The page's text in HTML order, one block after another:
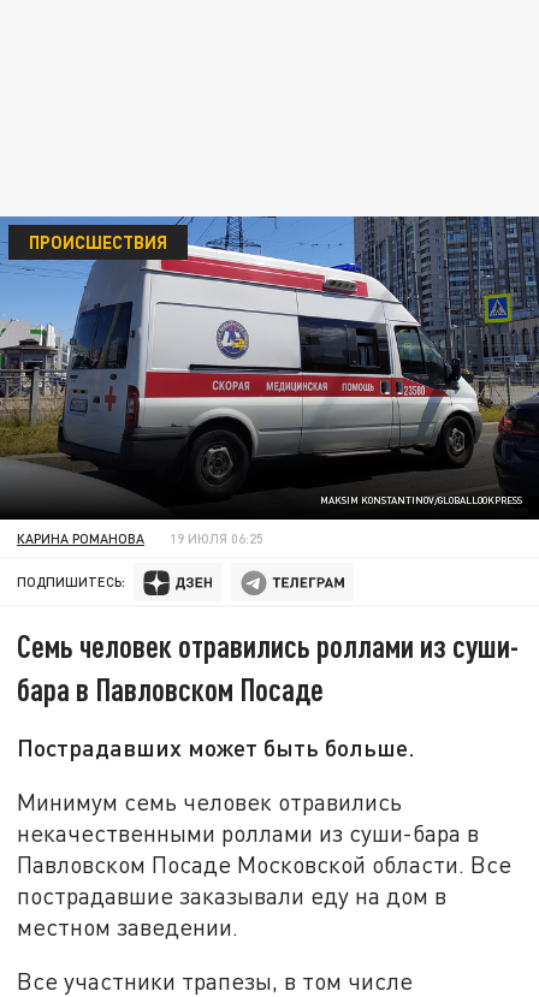
MAKSIM KONSTANTINOV/GLOBALLOOKPRESS
ПРОИСШЕСТВИЯ
КАРИНА РОМАНОВА 19 ИЮЛЯ 06:25
ПОДПИШИТЕСЬ:
Семь человек отравились роллами из суши-
бара в Павловском Посаде
Пострадавших может быть больше.
Минимум семь человек отравились
некачественными роллами из суши-бара в
Павловском Посаде Московской области. Все
пострадавшие заказывали еду на дом в
местном заведении.
Все участники трапезы, в том числе